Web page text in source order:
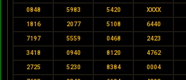
0848 5983 5420 XXXX
1816 2077 5108 6440
7197 5559 0468 2423
3418 0940 8120 4762
2725 5230 8384 0004